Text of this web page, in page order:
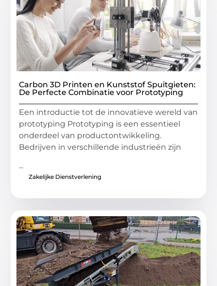
Carbon 3D Printen en Kunststof Spuitgieten:
De Perfecte Combinatie voor Prototyping
Een introductie tot de innovatieve wereld van
prototyping Prototyping is een essentieel
onderdeel van productontwikkeling.
Bedrijven in verschillende industrieën zijn
...
Zakelijke Dienstverlening